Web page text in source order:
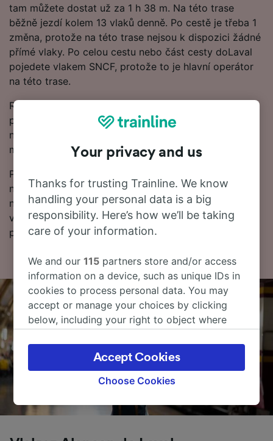
tam můžete dostat už za 1 h 38 m. Na této trase
běžně jezdí kolem 13 vlaků denně. Po cestě je třeba 1
změna, protože na této trase nejsou k dispozici žádné
přímé vlaky. Po celou cestu nebo část cesty doLaval
pojedete vlakem SNCF, protože to je hlavní operátor
na této trase.
Rezervujte si vlakové jízdenky z Alençon do Laval s
předstihem namísto nákupu v den cesty a získáte
nejlevnější jízdné. Ceny jízdenek z Alençon do Laval
můžete zkontrolovat v našem Plánovači cest.
Pokud jste připraveni k rezervaci, začněte hledat
nejlevnější vlakové jízdenky u nás ještě dnes. Dále
najdete další informace o cestě vlakem do Laval
včetně našeho jízdního řádu, kde uvidíte první a
poslední odjezdy vlaků.
Your privacy and us
Thanks for trusting Trainline. We know
handling your personal data is a big
responsibility. Here’s how we’ll be taking
care of your information.
We and our115 partners store and/or access
information on a device, such as unique IDs in
cookies to process personal data. You may
accept or manage your choices by clicking
below, including your right to object where
the privacy policy page. These choices will be
signaled to our partners and will not affect
browsing data. Your data will not be used for
track you.
Choose Cookies
Accept Cookies